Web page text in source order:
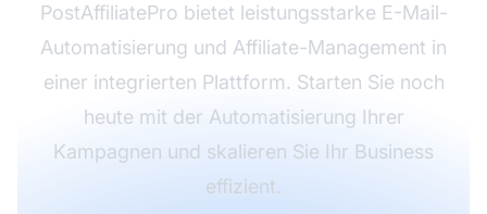
PostAffiliatePro bietet leistungsstarke E-Mail-
Automatisierung und Affiliate-Management in
einer integrierten Plattform. Starten Sie noch
heute mit der Automatisierung Ihrer
Kampagnen und skalieren Sie Ihr Business
effizient.